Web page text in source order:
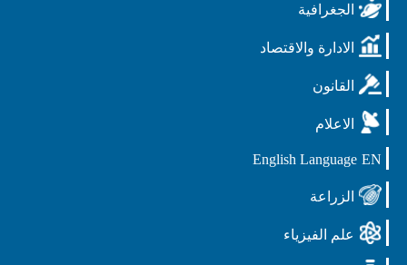
الجغرافية
الادارة والاقتصاد
القانون
الاعلام
EN
English Language
الزراعة
علم الفيزياء